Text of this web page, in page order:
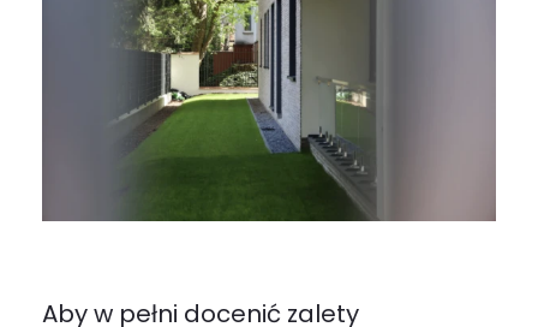
Aby w pełni docenić zalety